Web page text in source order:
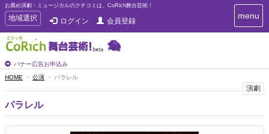
お薦め演劇・ミュージカルのクチコミは、CoRich舞台芸術！
T
o
g
g
e
n
a
地域選択 ログイン 会員登録
バナー広告お申込み
T
o
i
menu
HOME 公演 パラレル
演劇
パラレル